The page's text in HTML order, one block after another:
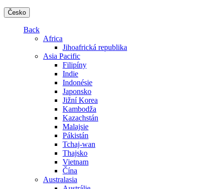
Česko
Back
Africa
Jihoafrická republika
Asia Pacific
Filipíny
Indie
Indonésie
Japonsko
Jižní Korea
Kambodža
Kazachstán
Malajsie
Pákistán
Tchaj-wan
Thajsko
Vietnam
Čína
Australasia